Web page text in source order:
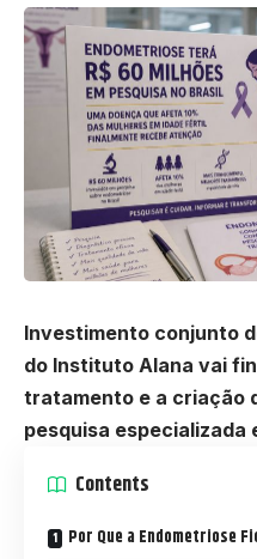
Investimento conjunto
do Instituto Alana vai
tratamento e a criação
pesquisa especializada
Contents
Por Que a Endometriose